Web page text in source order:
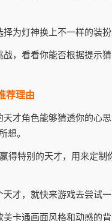
为灯神换上不一样的装扮
战，看看你能否根据提示
荐理由
天才角色能够猜透你的心
想。
得特别的天才，用来定制
才，就快来游戏去尝试一
卡通画面风格和动感的背